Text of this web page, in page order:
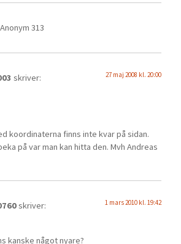
313
skriver: 27 maj 2008 kl. 20:00
koordinaterna finns inte kvar på sidan.
på var man kan hitta den. Mvh Andreas
skriver: 1 mars 2010 kl. 19:42
kanske något nyare?